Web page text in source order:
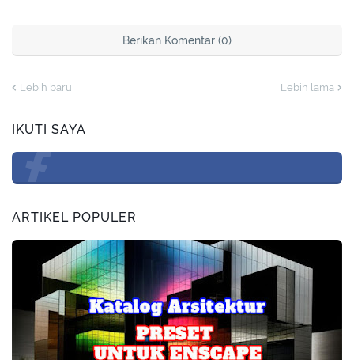
Berikan Komentar (0)
Lebih baru Lebih lama
IKUTI SAYA
ARTIKEL POPULER